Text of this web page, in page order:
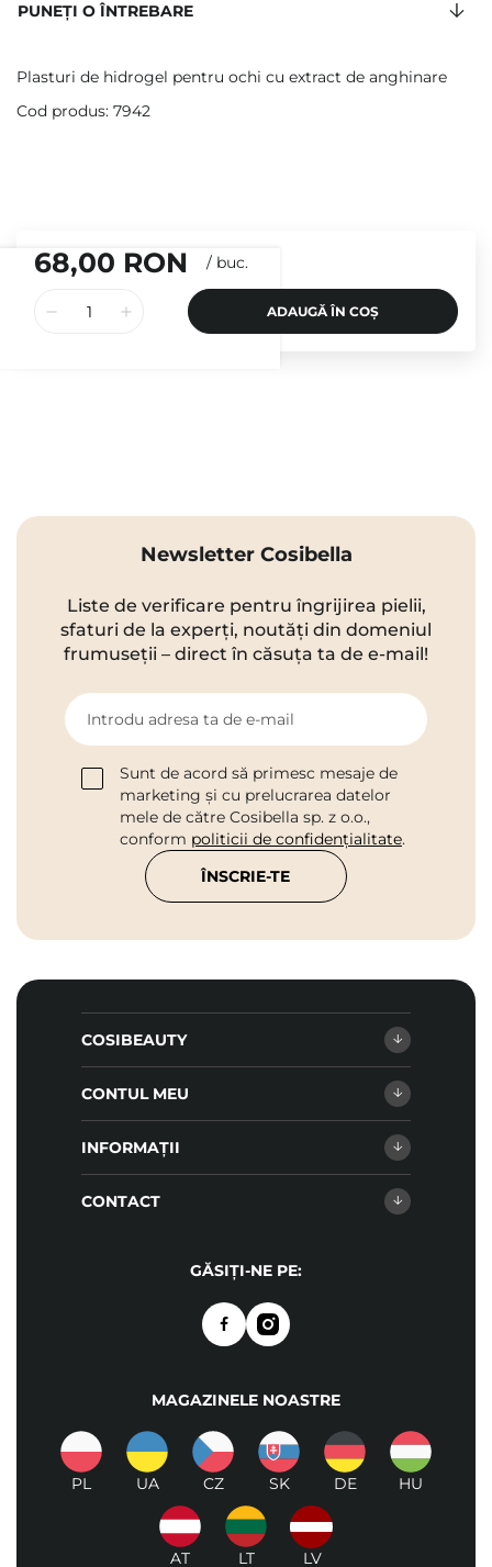
68,00 RON / buc.
ADAUGĂ ÎN COȘ
PUNEȚI O ÎNTREBARE
Plasturi de hidrogel pentru ochi cu extract de anghinare
Cod produs: 7942
Newsletter Cosibella
Liste de verificare pentru îngrijirea pielii,
sfaturi de la experți, noutăți din domeniul
frumuseții – direct în căsuța ta de e-mail!
Introdu adresa ta de e-mail
Sunt de acord să primesc mesaje de
marketing și cu prelucrarea datelor
mele de către Cosibella sp. z o.o.,
conform politicii de confidențialitate.
ÎNSCRIE-TE
COSIBEAUTY
CONTUL MEU
INFORMAȚII
CONTACT
GĂSIȚI-NE PE:
MAGAZINELE NOASTRE
PL UA CZ SK DE HU
AT LT LV